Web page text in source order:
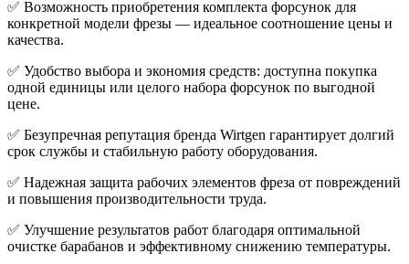
✅ Возможность приобретения комплекта форсунок для
конкретной модели фрезы — идеальное соотношение цены и
качества.
✅ Удобство выбора и экономия средств: доступна покупка
одной единицы или целого набора форсунок по выгодной
цене.
✅ Безупречная репутация бренда Wirtgen гарантирует долгий
срок службы и стабильную работу оборудования.
✅ Надежная защита рабочих элементов фреза от повреждений
и повышения производительности труда.
✅ Улучшение результатов работ благодаря оптимальной
очистке барабанов и эффективному снижению температуры.